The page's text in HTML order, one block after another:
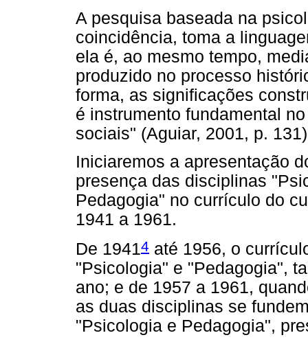
A pesquisa baseada na
coincidência, toma a
ela é, ao mesmo tempo,
produzido no processo
forma, as significações
é instrumento fundamental
sociais" (Aguiar, 2001, p.
Iniciaremos a apresentação
presença das disciplinas
Pedagogia" no currículo do
1941 a 1961.
De 19414 até 1956, o
"Psicologia" e "Pedagogia",
ano; e de 1957 a 1961,
as duas disciplinas se
"Psicologia e Pedagogia",